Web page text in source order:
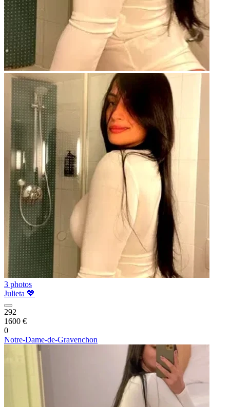
3 photos
Julieta 💖
292
1600 €
0
Notre-Dame-de-Gravenchon